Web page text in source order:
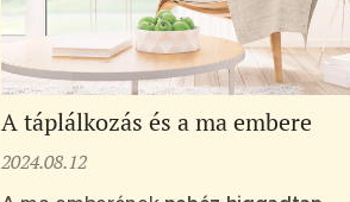
A táplálkozás és a ma embere
2024.08.12